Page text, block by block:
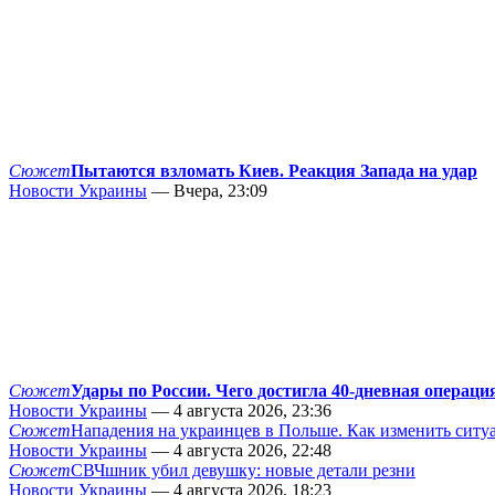
СюжетПытаются взломать Киев. Реакция Запада на удар
Новости Украины — Вчера, 23:09
СюжетУдары по России. Чего достигла 40-дневная
Новости Украины — 4 августа 2026, 23:36
СюжетНападения на украинцев в Польше. Как изменить
Новости Украины — 4 августа 2026, 22:48
СюжетСВЧшник убил девушку: новые детали резни
Новости Украины — 4 августа 2026, 18:23